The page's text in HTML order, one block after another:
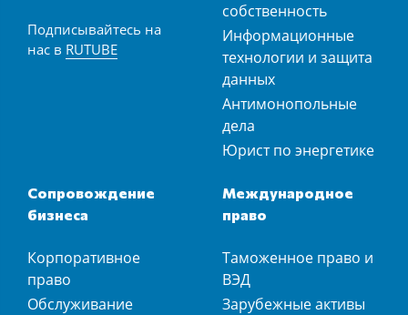
Подписывайтесь на
нас в RUTUBE
собственность
Информационные
технологии и защита
данных
Антимонопольные
дела
Юрист по энергетике
Сопровождение
бизнеса
Корпоративное
право
Обслуживание
Международное
право
Таможенное право и
ВЭД
Зарубежные активы